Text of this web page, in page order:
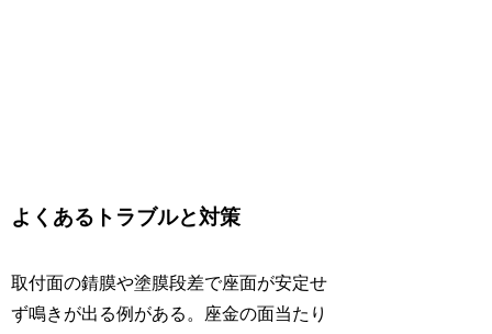
よくあるトラブルと対策
取付面の錆膜や塗膜段差で座面が安定せ
ず鳴きが出る例がある。座金の面当たり